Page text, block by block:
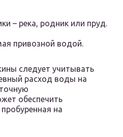
– река, родник или пруд.
привозной водой.
следует учитывать
расход воды на
обеспечить
на